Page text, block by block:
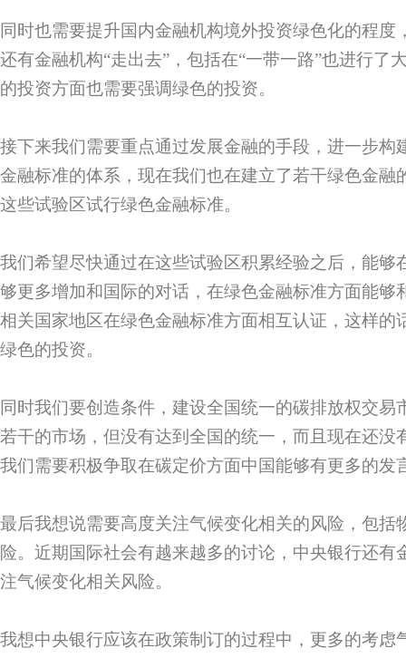
同时也需要提升国内金融机构境外投资绿色化的程度
还有金融机构“走出去”，包括在“一带一路”也进行了
的投资方面也需要强调绿色的投资。
接下来我们需要重点通过发展金融的手段，进一步构
金融标准的体系，现在我们也在建立了若干绿色金融
这些试验区试行绿色金融标准。
我们希望尽快通过在这些试验区积累经验之后，能够
够更多增加和国际的对话，在绿色金融标准方面能够
相关国家地区在绿色金融标准方面相互认证，这样的
绿色的投资。
同时我们要创造条件，建设全国统一的碳排放权交易
若干的市场，但没有达到全国的统一，而且现在还没
我们需要积极争取在碳定价方面中国能够有更多的发
最后我想说需要高度关注气候变化相关的风险，包括
险。近期国际社会有越来越多的讨论，中央银行还有
注气候变化相关风险。
我想中央银行应该在政策制订的过程中，更多的考虑